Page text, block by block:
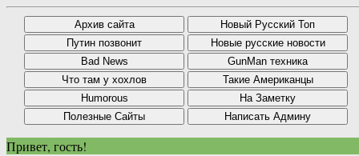
Привет, гость!